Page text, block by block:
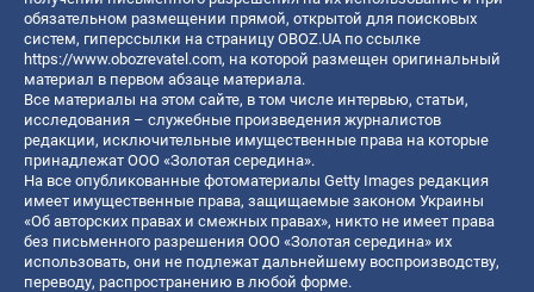
обязательном размещении прямой, открытой для поисковых
систем, гиперссылки на страницу OBOZ.UA по ссылке
https://www.obozrevatel.com, на которой размещен оригинальный
материал в первом абзаце материала.
Все материалы на этом сайте, в том числе интервью, статьи,
исследования – служебные произведения журналистов
редакции, исключительные имущественные права на которые
принадлежат ООО «Золотая середина».
На все опубликованные фотоматериалы Getty Images редакция
имеет имущественные права, защищаемые законом Украины
«Об авторских правах и смежных правах», никто не имеет права
без письменного разрешения ООО «Золотая середина» их
использовать, они не подлежат дальнейшему воспроизводству,
переводу, распространению в любой форме.